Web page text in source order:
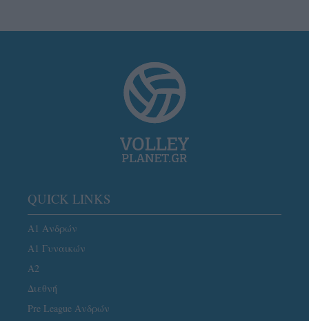
QUICK LINKS
Α1 Ανδρών
Α1 Γυναικών
A2
Διεθνή
Pre League Ανδρών